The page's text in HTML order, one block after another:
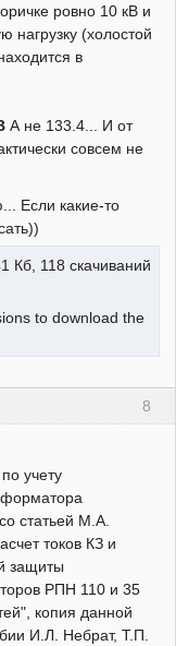
ровно 10 кВ и
нагрузку (холостой
в
А не 133.4... И от
совсем не
Если какие-то
Кб, 118 скачиваний
to download the
8
учету
статьей М.А.
токов КЗ и
защиты
РПН 110 и 35
копия данной
И.Л. Небрат, Т.П.